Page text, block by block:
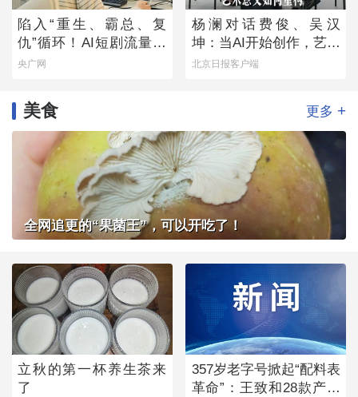
陷入“重生、霸总、复
仇”循环！AI短剧流量狂
欢背后
央广网
杨澜对话费俊、吴汉
坤：当AI开始创作，艺术
意义如何重构
北京日报客户端
美食 更多 +
全网追更的“果菌王”，可以开吃了！
立秋的第一杯养生茶来
了
357岁老字号掀起“配料表
革命”：王致和28款产品